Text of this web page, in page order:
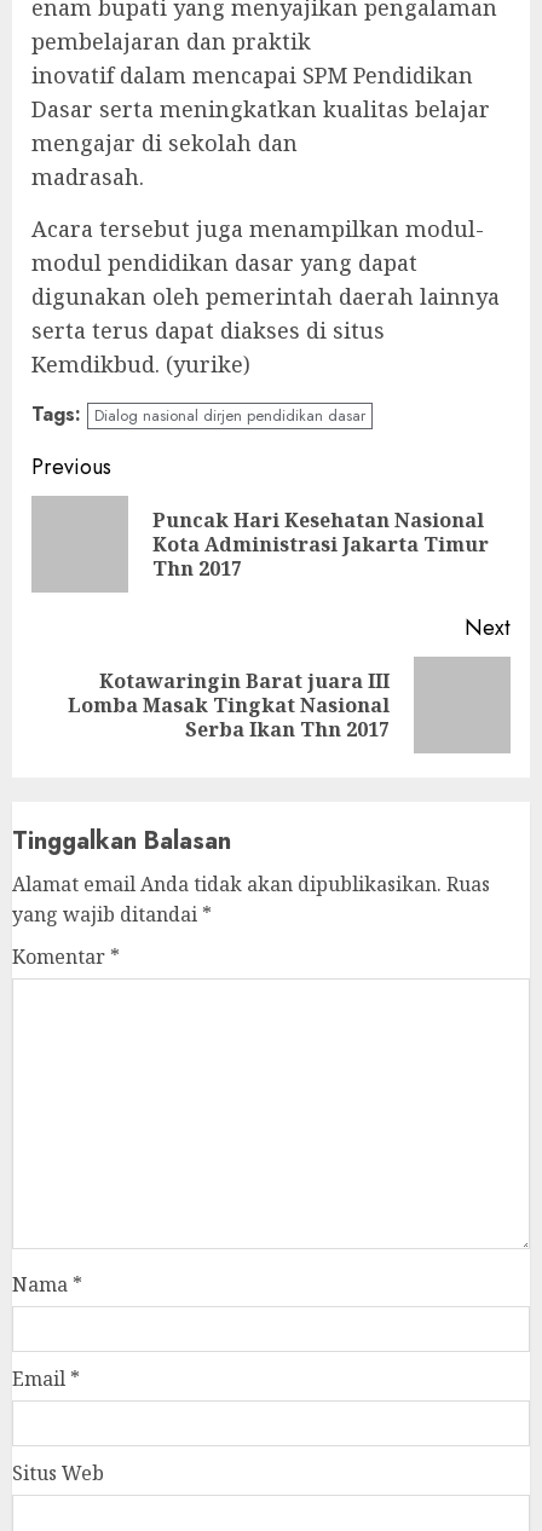
enam bupati yang menyajikan pengalaman
pembelajaran dan praktik
inovatif dalam mencapai SPM Pendidikan
Dasar serta meningkatkan kualitas belajar
mengajar di sekolah dan
madrasah.
Acara tersebut juga menampilkan modul-
modul pendidikan dasar yang dapat
digunakan oleh pemerintah daerah lainnya
serta terus dapat diakses di situs
Kemdikbud. (yurike)
Tags: Dialog nasional dirjen pendidikan dasar
Continue
Reading
Previous
Puncak Hari Kesehatan Nasional
Kota Administrasi Jakarta Timur
Thn 2017
Next
Next
Kotawaringin Barat juara III
Lomba Masak Tingkat Nasional
Serba Ikan Thn 2017
Tinggalkan Balasan
Alamat email Anda tidak akan dipublikasikan. Ruas
yang wajib ditandai *
Komentar *
Nama *
Email *
Situs Web